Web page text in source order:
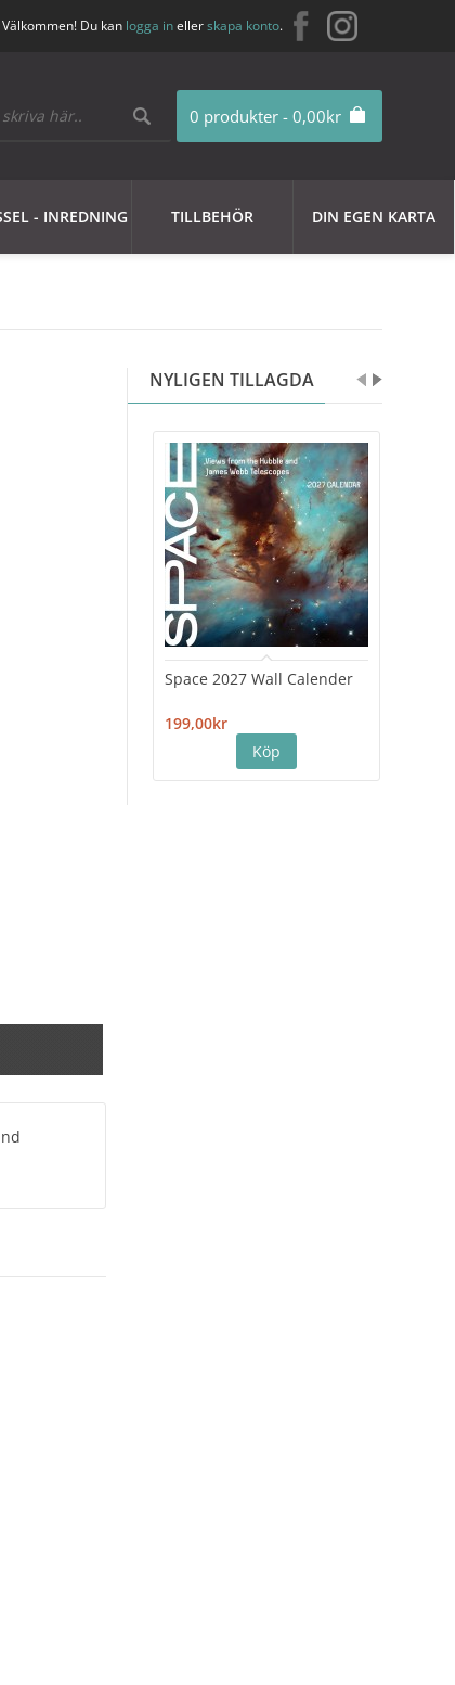
Välkommen! Du kan logga inellerskapa konto.
0 produkter - 0,00kr
- INREDNING TILLBEHÖR DIN EGEN KARTA
NYLIGEN TILLAGDA
Space 2027 Wall Calender
199,00kr